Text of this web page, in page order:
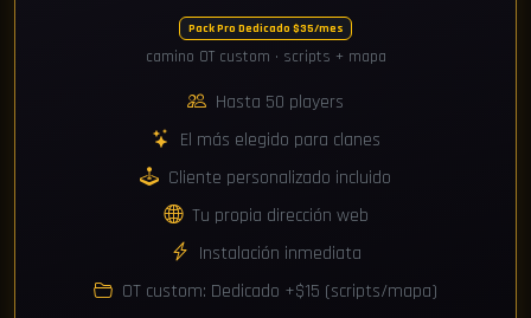
Pack Pro Dedicado $35/mes
camino OT custom · scripts + mapa
Hasta 50 players
El más elegido para clanes
Cliente personalizado incluido
Tu propia dirección web
Instalación inmediata
OT custom: Dedicado +$15 (scripts/mapa)